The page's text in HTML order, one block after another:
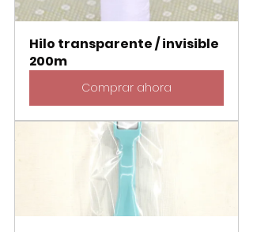
Hilo transparente / invisible
200m
Comprar ahora